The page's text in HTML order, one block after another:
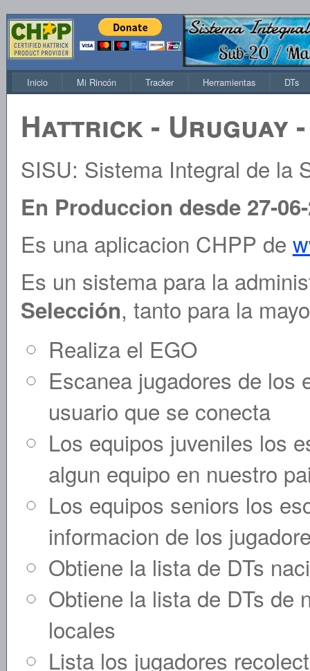
Inicio Mi Rincón Tracker Herramientas DTs
Hattrick - Uruguay
SISU: Sistema Integral de la
En Produccion desde 27-
Es una aplicacion CHPP de
Es un sistema para la
Selección, tanto para la
Realiza el EGO
Escanea jugadores de los
usuario que se conecta
Los equipos juveniles los
algun equipo en nuestro
Los equipos seniors los
informacion de los
Obtiene la lista de DTs
Obtiene la lista de DTs de
locales
Lista los jugadores